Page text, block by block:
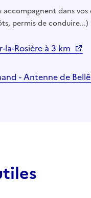
accompagnent dans
permis de conduire...)
la-Rosière à 3 km
- Antenne de